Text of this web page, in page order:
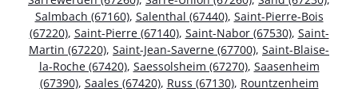
Salmbach (67160), Salenthal (67440), Saint-Pierre-Bois
(67220), Saint-Pierre (67140), Saint-Nabor (67530), Saint-
Martin (67220), Saint-Jean-Saverne (67700), Saint-Blaise-
la-Roche (67420), Saessolsheim (67270), Saasenheim
(67390), Saales (67420), Russ (67130), Rountzenheim